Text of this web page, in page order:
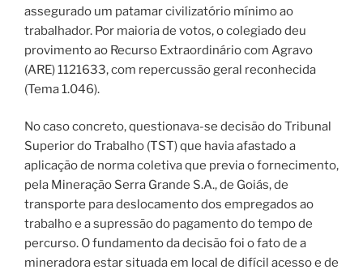
assegurado um patamar civilizatório mínimo ao
trabalhador. Por maioria de votos, o colegiado deu
provimento ao Recurso Extraordinário com Agravo
(ARE) 1121633, com repercussão geral reconhecida
(Tema 1.046).
No caso concreto, questionava-se decisão do Tribunal
Superior do Trabalho (TST) que havia afastado a
aplicação de norma coletiva que previa o fornecimento,
pela Mineração Serra Grande S.A., de Goiás, de
transporte para deslocamento dos empregados ao
trabalho e a supressão do pagamento do tempo de
percurso. O fundamento da decisão foi o fato de a
mineradora estar situada em local de difícil acesso e de